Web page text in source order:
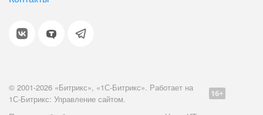
© 2001-2026 «Битрикс», «1С-Битрикс». Работает на
1С-Битрикс: Управление сайтом.